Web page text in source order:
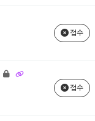
접수
접수